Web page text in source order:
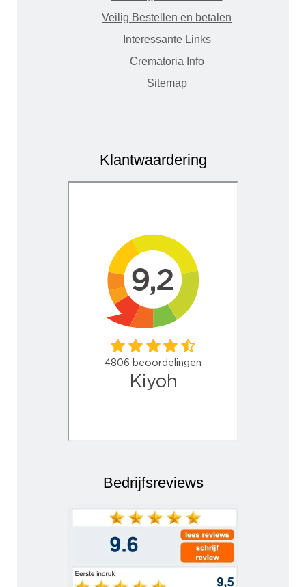
Veilig Bestellen en betalen
Interessante Links
Crematoria Info
Sitemap
Klantwaardering
Bedrijfsreviews